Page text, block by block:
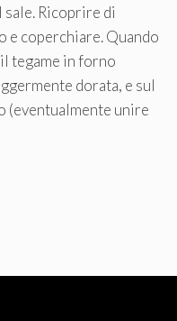
sale. Ricoprire di
e coperchiare. Quando
il tegame in forno
dorata, e sul
(eventualmente unire